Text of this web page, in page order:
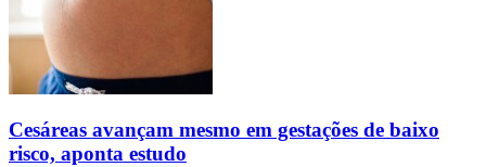
Cesáreas avançam mesmo em gestações de baixo
risco, aponta estudo